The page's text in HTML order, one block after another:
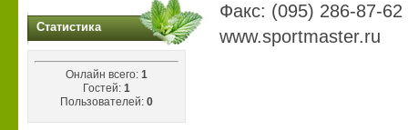
Статистика
Онлайн всего: 1
Гостей: 1
Пользователей: 0
Факс: (095) 286-87-62
www.sportmaster.ru